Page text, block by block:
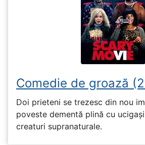
Comedie de groază
Doi prieteni se trezesc din nou
poveste dementă plină cu
creaturi supranaturale.